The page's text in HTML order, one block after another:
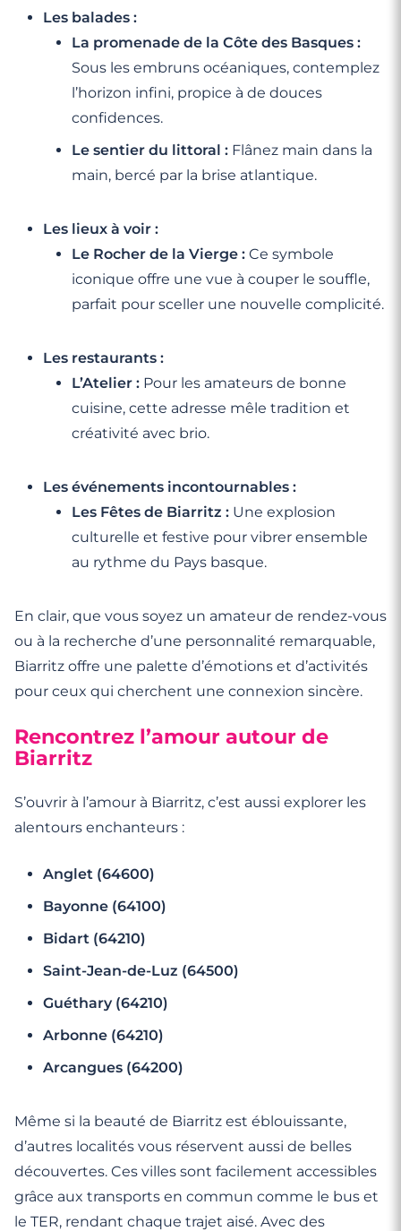
Les balades :
La promenade de la Côte des Basques :
Sous les embruns océaniques, contemplez
l’horizon infini, propice à de douces
confidences.
Le sentier du littoral : Flânez main dans la
main, bercé par la brise atlantique.
Les lieux à voir :
Le Rocher de la Vierge : Ce symbole
iconique offre une vue à couper le souffle,
parfait pour sceller une nouvelle complicité.
Les restaurants :
L’Atelier : Pour les amateurs de bonne
cuisine, cette adresse mêle tradition et
créativité avec brio.
Les événements incontournables :
Les Fêtes de Biarritz : Une explosion
culturelle et festive pour vibrer ensemble
au rythme du Pays basque.
En clair, que vous soyez un amateur de rendez-vous
ou à la recherche d’une personnalité remarquable,
Biarritz offre une palette d’émotions et d’activités
pour ceux qui cherchent une connexion sincère.
Rencontrez l’amour autour de
Biarritz
S’ouvrir à l’amour à Biarritz, c’est aussi explorer les
alentours enchanteurs :
Anglet (64600)
Bayonne (64100)
Bidart (64210)
Saint-Jean-de-Luz (64500)
Guéthary (64210)
Arbonne (64210)
Arcangues (64200)
Même si la beauté de Biarritz est éblouissante,
d’autres localités vous réservent aussi de belles
découvertes. Ces villes sont facilement accessibles
grâce aux transports en commun comme le bus et
le TER, rendant chaque trajet aisé. Avec des